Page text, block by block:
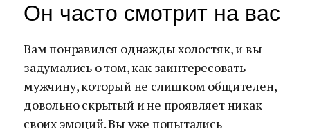
Он часто смотрит на вас
Вам понравился однажды холостяк, и вы
задумались о том, как заинтересовать
мужчину, который не слишком общителен,
довольно скрытый и не проявляет никак
своих эмоций. Вы уже попытались